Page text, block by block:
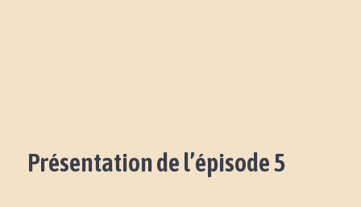
Présentation de l’épisode 5